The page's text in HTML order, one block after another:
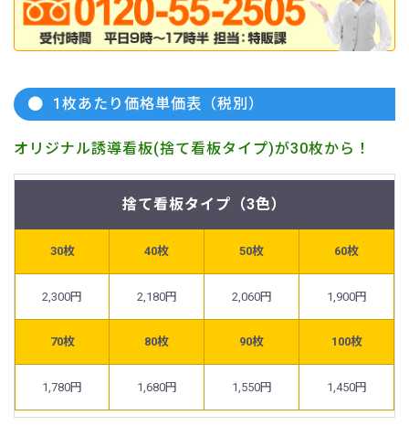
1枚あたり価格単価表（税別）
オリジナル誘導看板(捨て看板タイプ)が30枚から！
捨て看板タイプ（3色）
30枚 40枚 50枚 60枚
2,300円 2,180円 2,060円 1,900円
70枚 80枚 90枚 100枚
1,780円 1,680円 1,550円 1,450円